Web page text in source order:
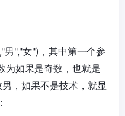
男","女")，其中第一个参
为如果是奇数，也就是
，如果不是技术，就显